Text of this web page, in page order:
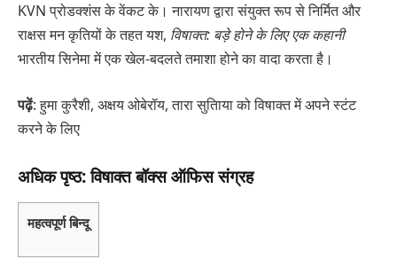
KVN प्रोडक्शंस के वेंकट के। नारायण द्वारा संयुक्त रूप से निर्मित और
राक्षस मन कृतियों के तहत यश, विषाक्त: बड़े होने के लिए एक कहानी
भारतीय सिनेमा में एक खेल-बदलते तमाशा होने का वादा करता है।
पढ़ें: हुमा कुरैशी, अक्षय ओबेरॉय, तारा सुतािया को विषाक्त में अपने स्टंट
करने के लिए
अधिक पृष्ठ: विषाक्त बॉक्स ऑफिस संग्रह
महत्वपूर्ण बिन्दू